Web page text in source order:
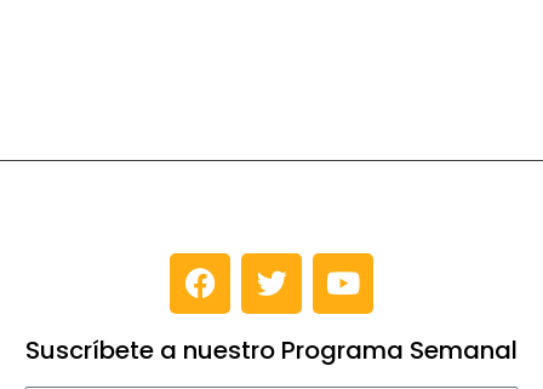
Suscríbete a nuestro Programa Semanal